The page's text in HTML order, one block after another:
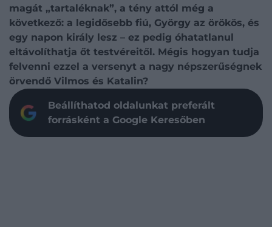
magát „tartaléknak”, a tény attól még a
következő: a legidősebb fiú, György az örökös, és
egy napon király lesz – ez pedig óhatatlanul
eltávolíthatja őt testvéreitől. Mégis hogyan tudja
felvenni ezzel a versenyt a nagy népszerűségnek
örvendő Vilmos és Katalin?
Beállíthatod oldalunkat preferált
forrásként a Google Keresőben